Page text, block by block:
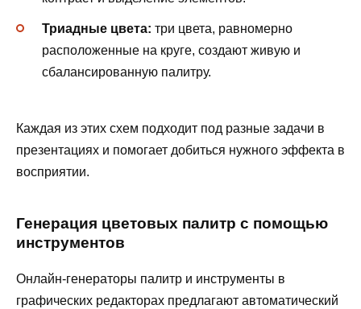
Триадные цвета: три цвета, равномерно
расположенные на круге, создают живую и
сбалансированную палитру.
Каждая из этих схем подходит под разные задачи в
презентациях и помогает добиться нужного эффекта в
восприятии.
Генерация цветовых палитр с помощью
инструментов
Онлайн-генераторы палитр и инструменты в
графических редакторах предлагают автоматический